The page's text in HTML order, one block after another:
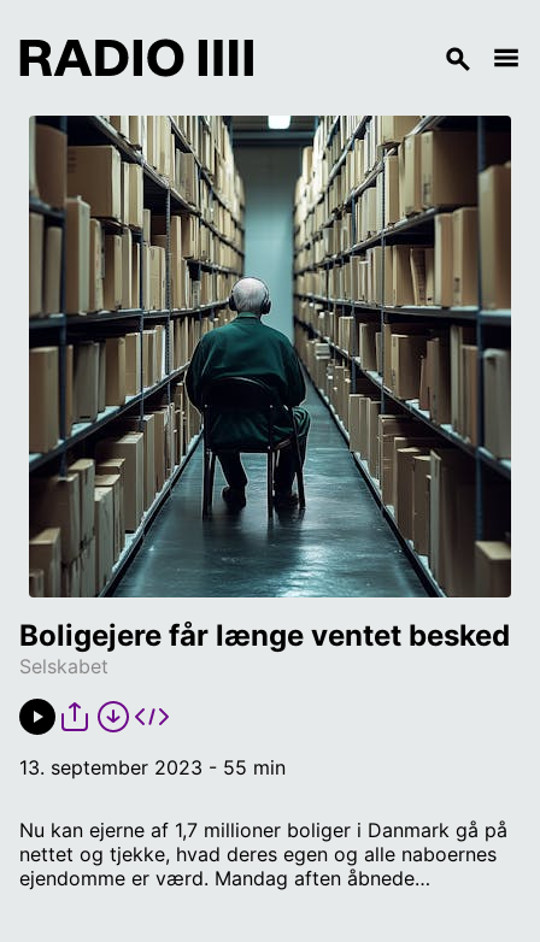
Selskabet
Boligejere får længe ventet besked
13. september 2023 - 55 min
Nu kan ejerne af 1,7 millioner boliger i Danmark gå på
nettet og tjekke, hvad deres egen og alle naboernes
ejendomme er værd. Mandag aften åbnede